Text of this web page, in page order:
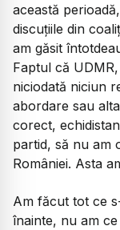
această
discuțiile din
am găsit
Faptul că
niciodată niciun
abordare sau
corect,
partid, să nu am
României. Asta
Am făcut tot ce
înainte, nu am